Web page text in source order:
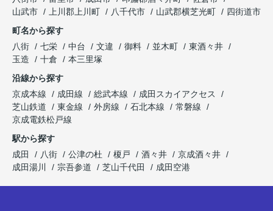
山武市
上川郡上川町 八千代市 山武郡横芝光町
四街道市
町名から探す
八街
七栄 中台 文違 御料 並木町
東酒々井
玉造
十倉
本三里塚
沿線から探す
京成本線
成田線 総武本線
成田スカイアクセス
芝山鉄道
東金線 外房線 石北本線
常磐線
京成電鉄松戸線
駅から探す
成田
八街 公津の杜 榎戸 酒々井
京成酒々井
成田湯川
宗吾参道 芝山千代田 成田空港